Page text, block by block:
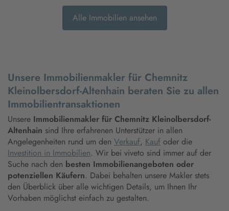
Alle Immobilien ansehen
Unsere Immobilienmakler für Chemnitz
Kleinolbersdorf-Altenhain beraten Sie zu allen
Immobilientransaktionen
Unsere Immobilienmakler für Chemnitz Kleinolbersdorf-
Altenhain sind Ihre erfahrenen Unterstützer in allen
Angelegenheiten rund um den Verkauf, Kauf oder die
Investition in Immobilien. Wir bei viveto sind immer auf der
Suche nach den besten Immobilienangeboten oder
potenziellen Käufern. Dabei behalten unsere Makler stets
den Überblick über alle wichtigen Details, um Ihnen Ihr
Vorhaben möglichst einfach zu gestalten.